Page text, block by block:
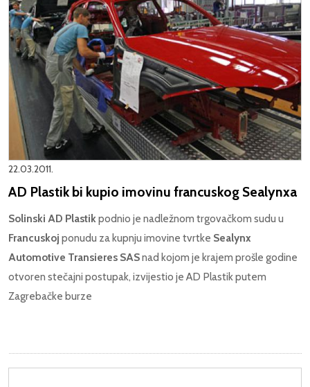
22.03.2011.
AD Plastik bi kupio imovinu francuskog Sealynxa
Solinski AD Plastikpodnio je nadležnom trgovačkom sudu u
Francuskoj ponudu za kupnju imovine tvrtke Sealynx
Automotive Transieres SASnad kojom je krajem prošle godine
otvoren stečajni postupak, izvijestio je AD Plastik putem
Zagrebačke burze